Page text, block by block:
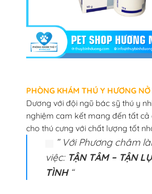
PHÒNG KHÁM THÚ Y HƯƠNG NỞ
Dương với đội ngũ bác sỹ thú y
nghiệm cam kết mang đến tất cả
cho thú cưng với chất lượng tốt
” Với Phương châm
việc: TẬN TÂM – TẬN
TÌNH“